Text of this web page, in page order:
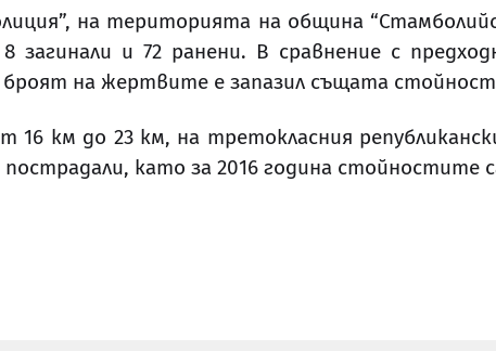
на територията на община
и 72 ранени. В сравнение с
на жертвите е запазил същата
км до 23 км, на третокласния
като за 2016 година стойностите